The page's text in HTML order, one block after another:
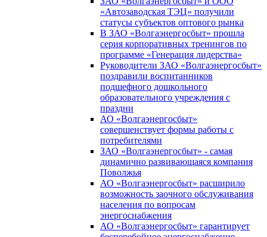
«Автозаводская ТЭЦ» получили
статусы субъектов оптового рынка
В ЗАО «Волгаэнергосбыт» прошла
серия корпоративных тренингов по
программе «Генерация лидерства»
Руководители ЗАО «Волгаэнергосбыт»
поздравили воспитанников
подшефного дошкольного
образовательного учреждения с
праздни
АО «Волгаэнергосбыт»
совершенствует формы работы с
потребителями
ЗАО «Волгаэнергосбыт» - самая
динамично развивающаяся компания
Поволжья
АО «Волгаэнергосбыт» расширило
возможность заочного обслуживания
населения по вопросам
энергоснабжения
АО «Волгаэнергосбыт» гарантирует